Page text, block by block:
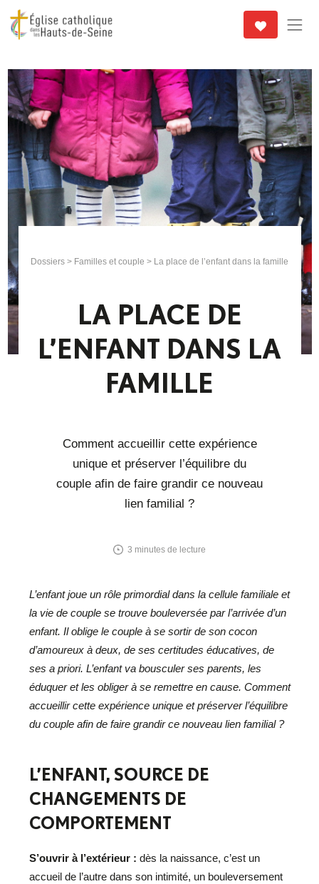
Dossiers > Familles et couple > La place de l’enfant dans la famille
LA PLACE DE
L’ENFANT DANS LA
FAMILLE
Comment accueillir cette expérience
unique et préserver l’équilibre du
couple afin de faire grandir ce nouveau
lien familial ?
3 minutes de lecture
L’enfant joue un rôle primordial dans la cellule familiale et
la vie de couple se trouve bouleversée par l’arrivée d’un
enfant. Il oblige le couple à se sortir de son cocon
d’amoureux à deux, de ses certitudes éducatives, de
ses a priori. L’enfant va bousculer ses parents, les
éduquer et les obliger à se remettre en cause. Comment
accueillir cette expérience unique et préserver l’équilibre
du couple afin de faire grandir ce nouveau lien familial ?
L’ENFANT, SOURCE DE
CHANGEMENTS DE
COMPORTEMENT
S’ouvrir à l’extérieur : dès la naissance, c’est un
accueil de l’autre dans son intimité, un bouleversement